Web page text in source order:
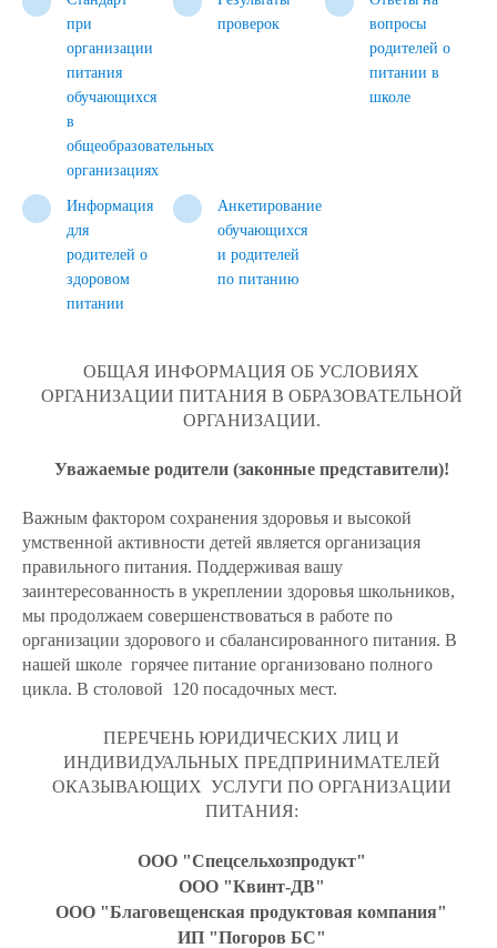
при
организации
питания
обучающихся
в
общеобразовательных
организациях
проверок
вопросы
родителей о
питании в
школе
Информация
для
родителей о
здоровом
питании
Анкетирование
обучающихся
и родителей
по питанию
ОБЩАЯ ИНФОРМАЦИЯ ОБ УСЛОВИЯХ
ОРГАНИЗАЦИИ ПИТАНИЯ В ОБРАЗОВАТЕЛЬНОЙ
ОРГАНИЗАЦИИ.
Уважаемые родители (законные представители)!
Важным фактором сохранения здоровья и высокой
умственной активности детей является организация
правильного питания. Поддерживая вашу
заинтересованность в укреплении здоровья школьников,
мы продолжаем совершенствоваться в работе по
организации здорового и сбалансированного питания. В
нашей школе горячее питание организовано полного
цикла. В столовой 120 посадочных мест.
ПЕРЕЧЕНЬ ЮРИДИЧЕСКИХ ЛИЦ И
ИНДИВИДУАЛЬНЫХ ПРЕДПРИНИМАТЕЛЕЙ
ОКАЗЫВАЮЩИХ УСЛУГИ ПО ОРГАНИЗАЦИИ
ПИТАНИЯ:
ООО "Спецсельхозпродукт"
ООО "Квинт-ДВ"
ООО "Благовещенская продуктовая компания"
ИП "Погоров БС"